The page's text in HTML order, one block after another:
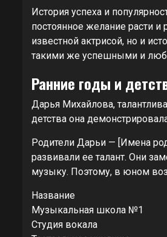
История успеха и
постоянное желание расти и
известной актрисой, но и
такими же успешными и
Ранние годы и
Дарья Михайлова,
детства она
Родители Дарьи — [Имена
развивали ее талант. Они
музыку. Поэтому, в юном
Название
Музыкальная школа №1
Студия вокала